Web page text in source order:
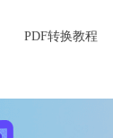
PDF转换教程